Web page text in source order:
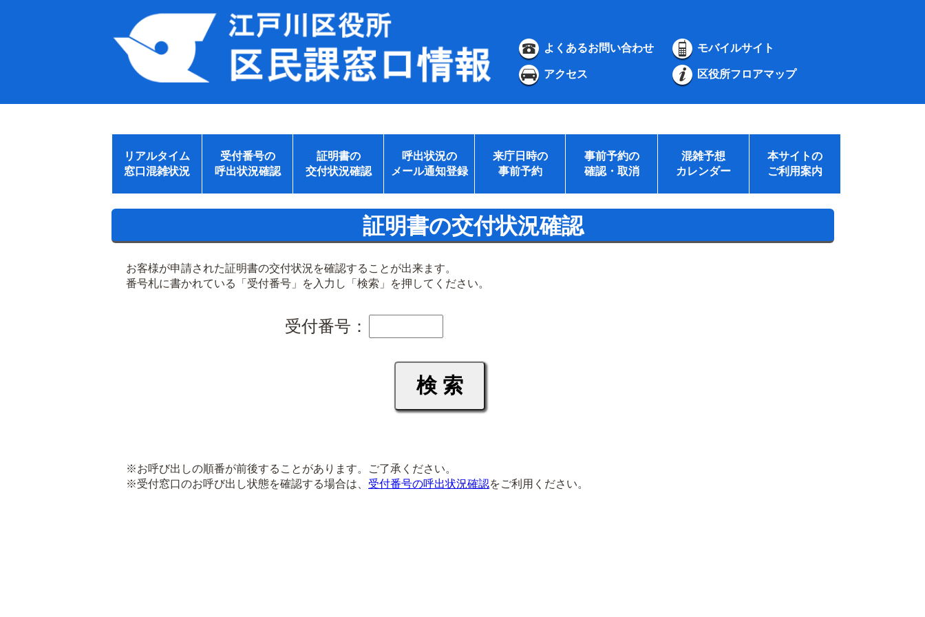
よくあるお問い合わせ モバイルサイト
アクセス 区役所フロアマップ
リアルタイム
窓口混雑状況
受付番号の
呼出状況確認
証明書の
交付状況確認
呼出状況の
メール通知登録
来庁日時の
事前予約
事前予約の
確認・取消
混雑予想
カレンダー
本サイトの
ご利用案内
証明書の交付状況確認
お客様が申請された証明書の交付状況を確認することが出来ます。
番号札に書かれている「受付番号」を入力し「検索」を押してください。
受付番号：
※お呼び出しの順番が前後することがあります。ご了承ください。
※受付窓口のお呼び出し状態を確認する場合は、 受付番号の呼出状況確認をご利用ください。